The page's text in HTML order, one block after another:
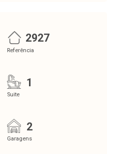
2927
Referência
1
Suite
2
Garagens